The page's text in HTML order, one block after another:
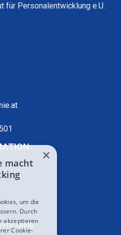
für Personalentwicklung e.U.
×
macht
um die
Durch
akzeptieren
Cookie-